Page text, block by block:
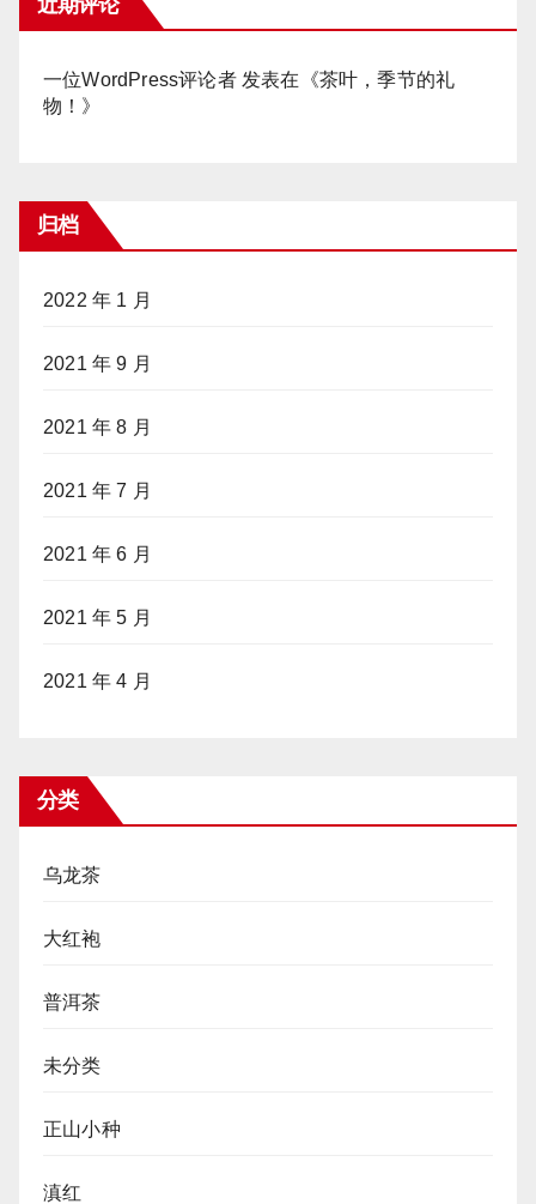
一位WordPress评论者发表在《茶叶，季节的礼
物！ 》
归档
2022 年 1 月
2021 年 9 月
2021 年 8 月
2021 年 7 月
2021 年 6 月
2021 年 5 月
2021 年 4 月
分类
乌龙茶
大红袍
普洱茶
未分类
正山小种
滇红